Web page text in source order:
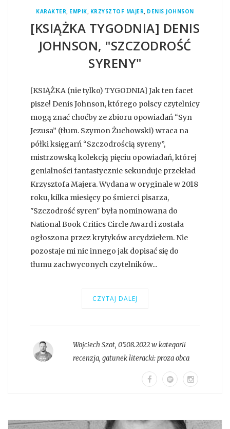
KARAKTER, EMPIK, KRZYSZTOF MAJER, DENIS JOHNSON
[KSIĄŻKA TYGODNIA] DENIS
JOHNSON, "SZCZODROŚĆ
SYRENY"
[KSIĄŻKA (nie tylko) TYGODNIA] Jak ten facet
pisze! Denis Johnson, którego polscy czytelnicy
mogą znać choćby ze zbioru opowiadań “Syn
Jezusa” (tłum. Szymon Żuchowski) wraca na
półki księgarń “Szczodrością syreny”,
mistrzowską kolekcją pięciu opowiadań, której
genialności fantastycznie sekunduje przekład
Krzysztofa Majera. Wydana w oryginale w 2018
roku, kilka miesięcy po śmierci pisarza,
"Szczodrość syren" była nominowana do
National Book Critics Circle Award i została
ogłoszona przez krytyków arcydziełem. Nie
pozostaje mi nic innego jak dopisać się do
tłumu zachwyconych czytelników...
CZYTAJ DALEJ
Wojciech Szot, 05.08.2022 w kategorii
recenzja, gatunek literacki:proza obca